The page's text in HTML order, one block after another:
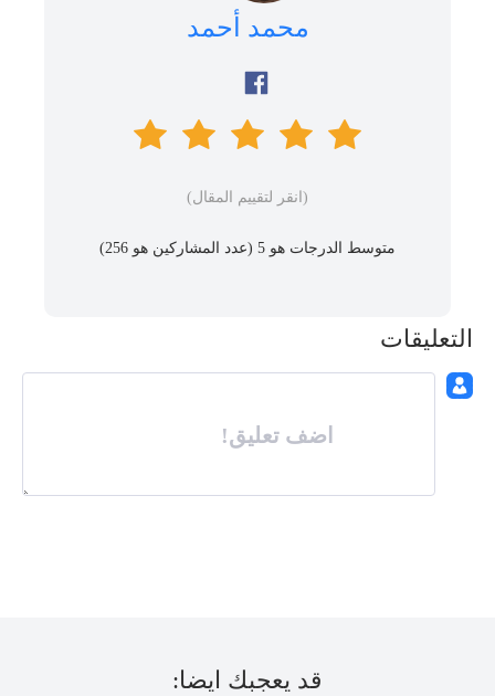
محمد أحمد
(انقر لتقييم المقال)
متوسط ​​الدرجات هو 5 (عدد المشاركين هو 256
)
التعليقات
اضف تعليق!
قد يعجبك ايضا: